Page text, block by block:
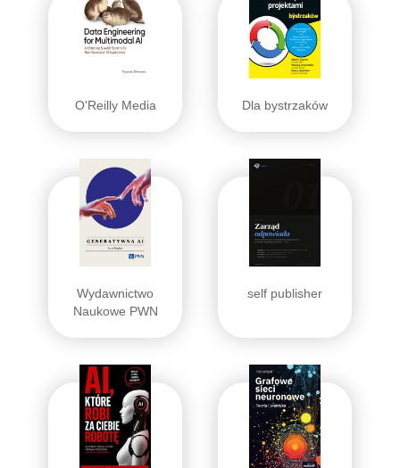
O'Reilly Media Dla bystrzaków
Wydawnictwo
Naukowe PWN
self publisher